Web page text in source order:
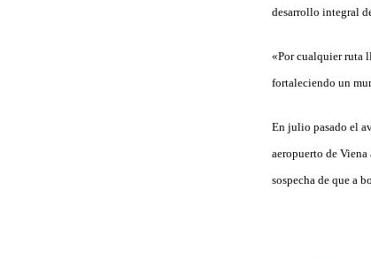
desarrollo integral
«Por cualquier ruta
fortaleciendo un
En julio pasado el
aeropuerto de
sospecha de que a